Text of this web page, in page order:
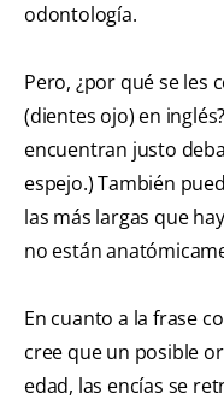
odontología.
Pero, ¿por qué se les
(dientes ojo) en
encuentran justo
espejo.) También
las más largas que
no están
En cuanto a la frase
cree que un posible
edad, las encías se